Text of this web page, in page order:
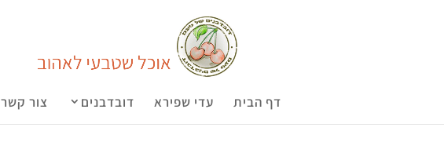
דף הבית עדי שפירא דובדבנים צור קשר